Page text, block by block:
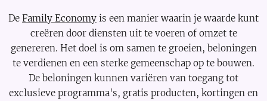
De Family Economy is een manier waarin je waarde kunt
creëren door diensten uit te voeren of omzet te
genereren. Het doel is om samen te groeien, beloningen
te verdienen en een sterke gemeenschap op te bouwen.
De beloningen kunnen variëren van toegang tot
exclusieve programma's, gratis producten, kortingen en